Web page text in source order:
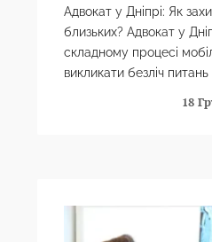
Адвокат у Дніпрі: Як
близьких? Адвокат у
складному процесі
викликати безліч
18